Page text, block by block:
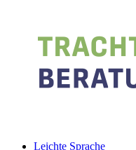
Leichte Sprache